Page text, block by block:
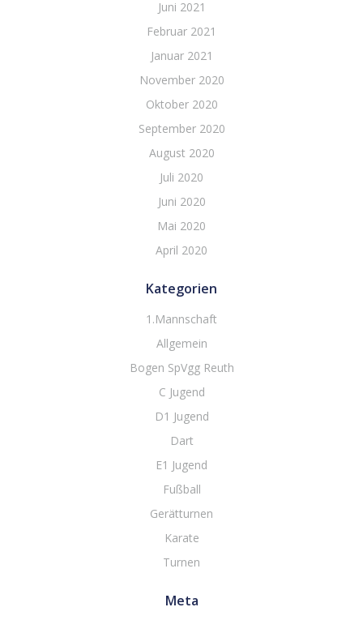
Juni 2021
Februar 2021
Januar 2021
November 2020
Oktober 2020
September 2020
August 2020
Juli 2020
Juni 2020
Mai 2020
April 2020
Kategorien
1.Mannschaft
Allgemein
Bogen SpVgg Reuth
C Jugend
D1 Jugend
Dart
E1 Jugend
Fußball
Gerätturnen
Karate
Turnen
Meta